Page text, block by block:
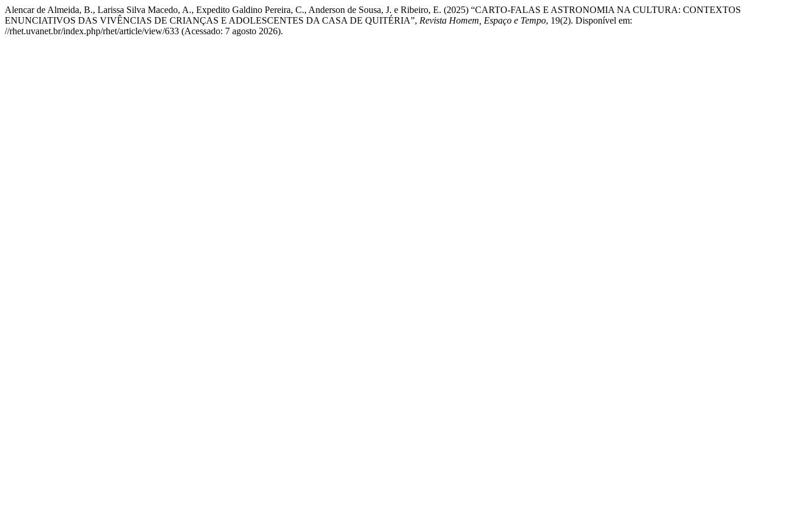
Alencar de Almeida, B., Larissa Silva Macedo, A., Expedito Galdino Pereira, C., Anderson de Sousa, J. e Ribeiro, E. (2025) “CARTO-FALAS E ASTRONOMIA NA CULTURA: CONTEXTOS
ENUNCIATIVOS DAS VIVÊNCIAS DE CRIANÇAS E ADOLESCENTES DA CASA DE QUITÉRIA”, Revista Homem, Espaço e Tempo, 19(2). Disponível em:
//rhet.uvanet.br/index.php/rhet/article/view/633 (Acessado: 7 agosto 2026).